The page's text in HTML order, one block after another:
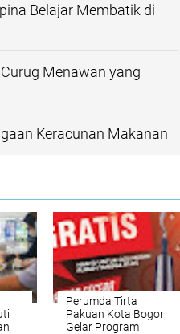
Belajar Membatik di
Menawan yang
Keracunan Makanan
Perumda Tirta
Pakuan Kota Bogor
Gelar Program